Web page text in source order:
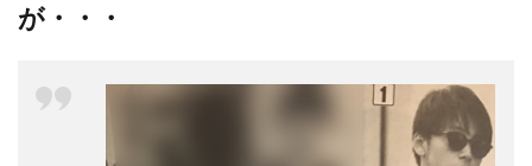
が・・・